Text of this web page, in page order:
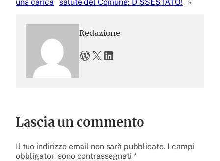
una carica
salute del Comune: DISSESTATO!
»
Redazione
WordPress X LinkedIn
Lascia un commento
Il tuo indirizzo email non sarà pubblicato. I campi
obbligatori sono contrassegnati *